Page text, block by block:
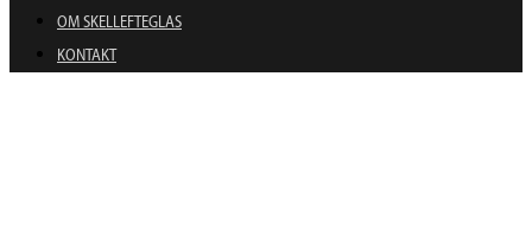
OM SKELLEFTEGLAS
KONTAKT